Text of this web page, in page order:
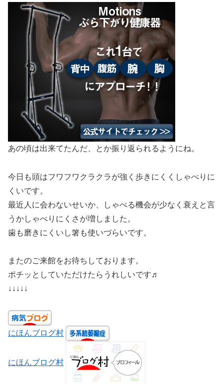
あの頃は出来てたんだ、とか振り返られるようにね。
今日も頭はフワフワクラクラが強く歩きにくくしゃべりに
くいです。
最近人に会わないせいか、しゃべる機会が少なく衰えと言
うかしゃべりにくさが増しました。
歯も磨きにくいし箸も使いづらいです。
またのご来館をお待ちしております。
ポチッとしていただけたらうれしいです♬
↓↓↓↓↓
にほんブログ村
にほんブログ村